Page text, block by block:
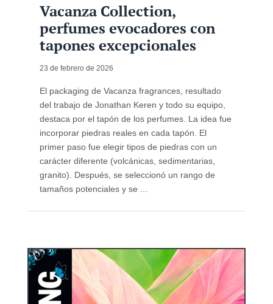
Vacanza Collection,
perfumes evocadores con
tapones excepcionales
23 de febrero de 2026
El packaging de Vacanza fragrances, resultado
del trabajo de Jonathan Keren y todo su equipo,
destaca por el tapón de los perfumes. La idea fue
incorporar piedras reales en cada tapón. El
primer paso fue elegir tipos de piedras con un
carácter diferente (volcánicas, sedimentarias,
granito). Después, se seleccionó un rango de
tamaños potenciales y se ...